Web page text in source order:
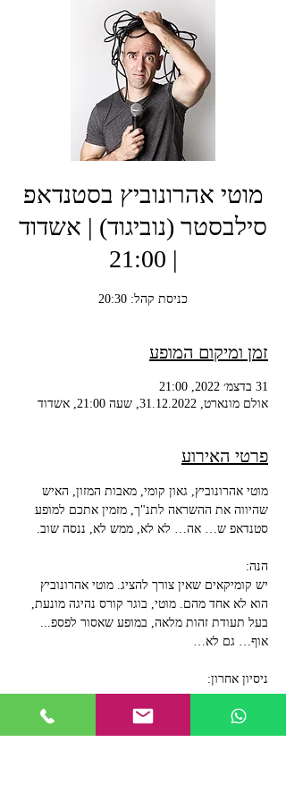
מוטי אהרונוביץ בסטנדאפ
סילבסטר (נוביגוד) | אשדוד
| 21:00
כניסת קהל: 20:30
זמן ומיקום המופע
31 בדצמ׳ 2022, 21:00
אולם מונארט, 31.12.2022, שעה 21:00, אשדוד
פרטי האירוע
מוטי אהרונוביץ, גאון קומי, מאבות המזון, האיש
שהיווה את ההשראה לתנ"ך, מזמין אתכם למופע
סטנדאפ ש… אה… לא לא, ממש לא, ננסה שוב.
הנה:
יש קומיקאים שאין צורך להציג. מוטי אהרונוביץ
הוא לא אחד מהם. מוטי, בוגר קורס נהיגה מונעת,
בעל תעודת זהות מלאה, במופע שאסור לפספ...
אוף… גם לא…
ניסיון אחרון:
מוטי אהרונוביץ הוא אחד הסטנדאפיסטים העסוקים
והפוריים בישראל. ב-10 השנים האחרונות הפך
לאמן בית מוביל ומוערך בכל מועדוני הסטנדאפ